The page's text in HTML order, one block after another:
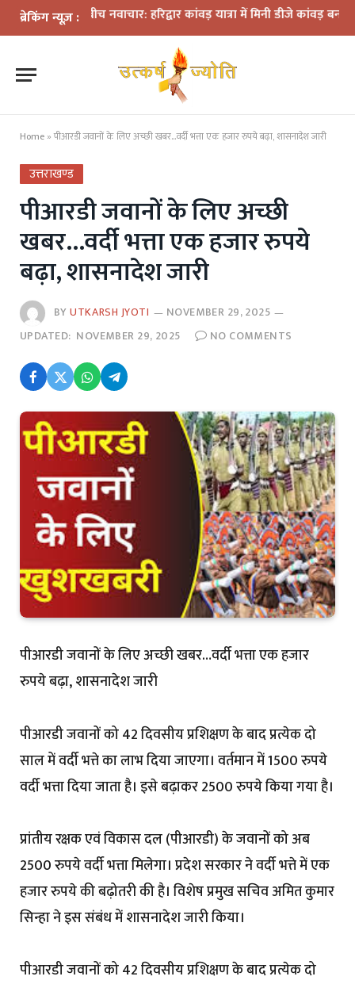
ब्रेकिंग न्यूज़ :
के बीच नवाचार: हरिद्वार कांवड़ यात्रा में मिनी डीजे कांवड़ बना आकर्षण
Home »पीआरडी जवानों के लिए अच्छी खबर…वर्दी भत्ता एक हजार रुपये बढ़ा, शासनादेश जारी
उत्तराखण्ड
पीआरडी जवानों के लिए अच्छी
खबर…वर्दी भत्ता एक हजार रुपये
बढ़ा, शासनादेश जारी
BYUTKARSH JYOTI
NOVEMBER 29, 2025
UPDATED: NOVEMBER 29, 2025 NO COMMENTS
पीआरडी जवानों के लिए अच्छी खबर…वर्दी भत्ता एक हजार
रुपये बढ़ा, शासनादेश जारी
पीआरडी जवानों को 42 दिवसीय प्रशिक्षण के बाद प्रत्येक दो
साल में वर्दी भत्ते का लाभ दिया जाएगा। वर्तमान में 1500 रुपये
वर्दी भत्ता दिया जाता है। इसे बढ़ाकर 2500 रुपये किया गया है।
प्रांतीय रक्षक एवं विकास दल (पीआरडी) के जवानों को अब
2500 रुपये वर्दी भत्ता मिलेगा। प्रदेश सरकार ने वर्दी भत्ते में एक
हजार रुपये की बढ़ोतरी की है। विशेष प्रमुख सचिव अमित कुमार
सिन्हा ने इस संबंध में शासनादेश जारी किया।
पीआरडी जवानों को 42 दिवसीय प्रशिक्षण के बाद प्रत्येक दो